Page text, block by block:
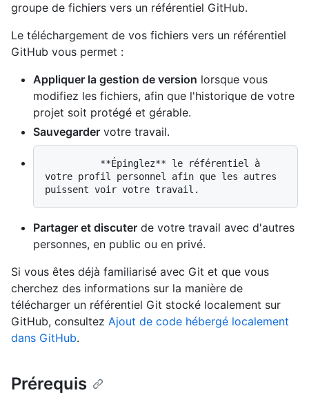
groupe de fichiers vers un référentiel GitHub.
Le téléchargement de vos fichiers vers un référentiel
GitHub vous permet :
Appliquer la gestion de version lorsque vous
modifiez les fichiers, afin que l'historique de votre
projet soit protégé et gérable.
Sauvegarder votre travail.
votre profil personnel afin que les autres
Partager et discuter de votre travail avec d'autres
personnes, en public ou en privé.
Si vous êtes déjà familiarisé avec Git et que vous
cherchez des informations sur la manière de
télécharger un référentiel Git stocké localement sur
GitHub, consultez Ajout de code hébergé localement
dans GitHub.
Prérequis